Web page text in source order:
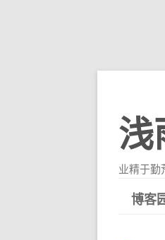
浅
业精于勤
博客